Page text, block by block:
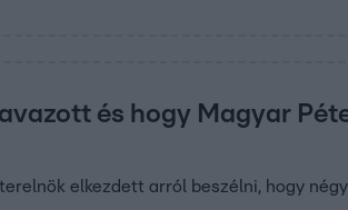
és hogy Magyar
elkezdett arról beszélni, hogy